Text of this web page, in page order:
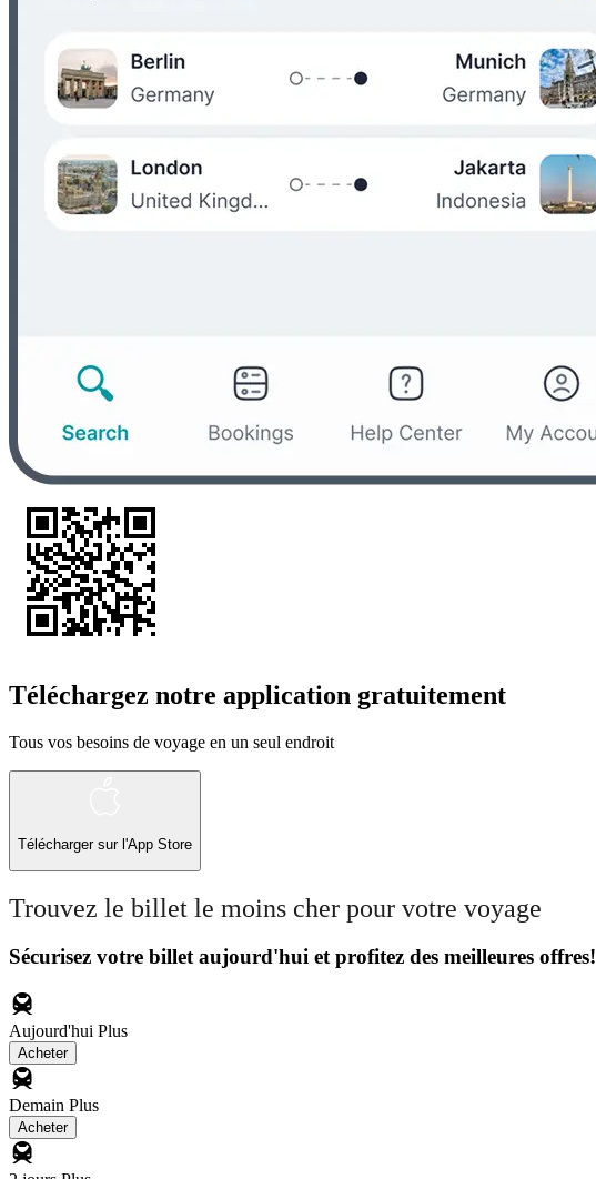
Téléchargez notre application gratuitement
Tous vos besoins de voyage en un seul endroit
Télécharger sur l'App Store
Trouvez le billet le moins cher pour votre voyage
Sécurisez votre billet aujourd'hui et profitez des meilleures offres!
Aujourd'hui Plus
Acheter
Demain Plus
Acheter